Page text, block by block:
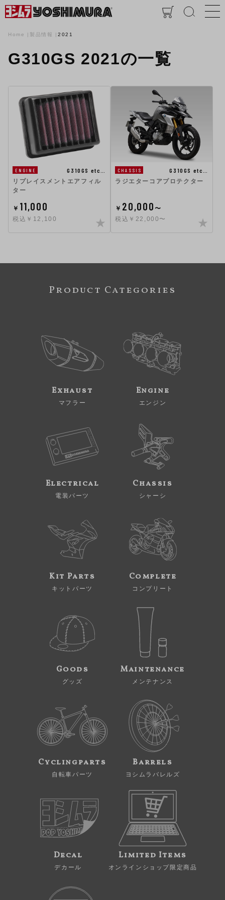
Home 製品情報 2021
G310GS 2021の一覧
ENGINE
G310GS etc…
リプレイスメントエアフィル
ター
￥ 11,000
税込￥12,100
CHASSIS
G310GS etc…
ラジエターコアプロテクター
￥ 20,000〜
税込￥22,000〜
Product Categories
Exhaust
マフラー
Engine
エンジン
Electrical
電装パーツ
Chassis
シャーシ
Kit Parts
キットパーツ
Complete
コンプリート
Goods
グッズ
Maintenance
メンテナンス
Cyclingparts
自転車パーツ
Barrels
ヨシムラバレルズ
Decal
デカール
Limited Items
オンラインショップ限定商品